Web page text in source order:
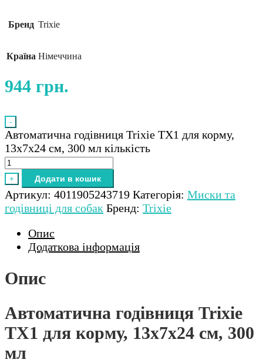
Бренд Trixie
Країна Німеччина
944 грн.
-
Автоматична годівниця Trixie TX1 для корму,
13х7х24 см, 300 мл кількість
+ Додати в кошик
Артикул: 4011905243719 Категорія: Миски та
годівниці для собак Бренд: Trixie
Опис
Додаткова інформація
Опис
Автоматична годівниця Trixie
TX1 для корму, 13х7х24 см, 300
мл